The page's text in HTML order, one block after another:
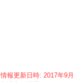
情報更新日時: 2017年9月